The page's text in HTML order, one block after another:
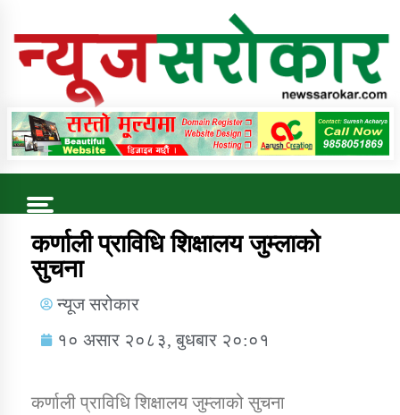
Online News Portal
Trending Now
कुषि बिकास कार्यालय जुम्ला सुचना सन्देश
कर्णाली प्राविधि शिक्षालय जुम्लाको
सुचना
न्यूज सरोकार
१० असार २०८३, बुधबार २०:०१
कर्णाली प्राविधि शिक्षालय जुम्लाको सुचना